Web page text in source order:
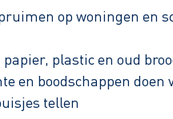
op woningen en
plastic en oud
en boodschappen doen
tellen